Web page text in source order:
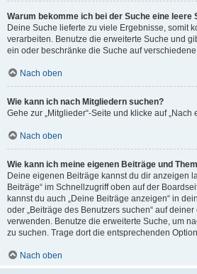
Warum bekomme ich bei der Suche eine leere
Deine Suche lieferte zu viele Ergebnisse, somit
verarbeiten. Benutze die erweiterte Suche und
ein oder beschränke die Suche auf
Nach oben
Wie kann ich nach Mitgliedern suchen?
Gehe zur „Mitglieder“-Seite und klicke auf „Nach
Nach oben
Wie kann ich meine eigenen Beiträge und
Deine eigenen Beiträge kannst du dir anzeigen
Beiträge“ im Schnellzugriff oben auf der
kannst du auch „Deine Beiträge anzeigen“ in
oder „Beiträge des Benutzers suchen“ auf
verwenden. Benutze die erweiterte Suche, um
zu suchen. Trage dort die entsprechenden
Nach oben